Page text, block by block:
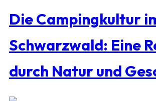
Die Campingkultur
Schwarzwald: Eine
durch Natur und